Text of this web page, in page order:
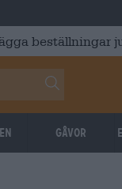
beställningar
Gåvor